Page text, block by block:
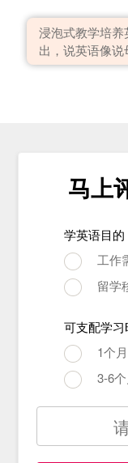
浸泡式教学培
出，说英语像说
马上
学英语目的
工作
留学
可支配学习
1个月
3-6个